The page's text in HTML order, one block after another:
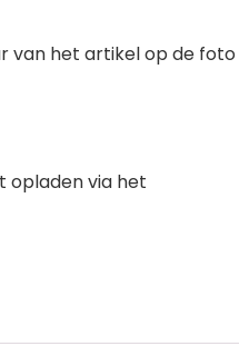
het artikel op de
opladen via het